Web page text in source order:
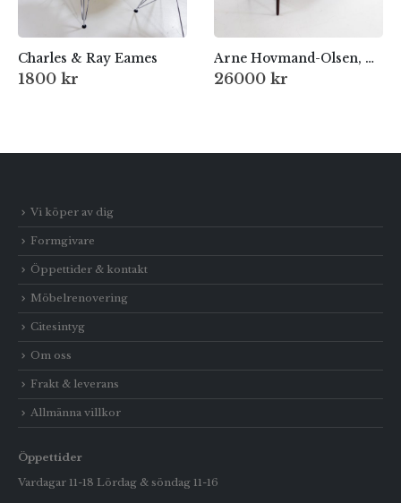
Charles & Ray Eames
1800 kr
Arne Hovmand-Olsen, Danmark 60-tal
26000 kr
Vi köper av dig
Formgivare
Öppettider & kontakt
Möbelrenovering
Citesintyg
Om oss
Frakt & leverans
Allmänna villkor
Öppettider
Vardagar 11-18 Lördag & söndag 11-16